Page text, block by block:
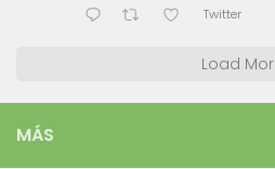
Twitter
Load
MÁS